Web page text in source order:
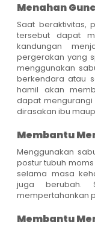
Menahan
Saat beraktivitas,
tersebut dapat
kandungan
pergerakan yang
menggunakan
berkendara atau
hamil akan
dapat mengurangi
dirasakan ibu
Membantu
Menggunakan
postur tubuh
selama masa
juga berubah.
mempertahankan
Membantu